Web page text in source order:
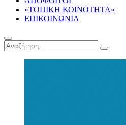
«ΤΟΠΙΚΗ ΚΟΙΝΟΤΗΤΑ»
ΕΠΙΚΟΙΝΩΝΙΑ